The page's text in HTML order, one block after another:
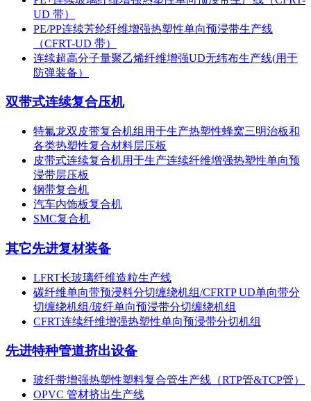
UD 带）
PE/PP连续芳纶纤维增强热塑性单向预浸带生产线
（CFRT-UD 带）
连续超高分子量聚乙烯纤维增强UD无纬布生产线(用于
防弹装备）
双带式连续复合压机
特氟龙双皮带复合机组用于生产热塑性蜂窝三明治板和
各类热塑性复合材料层压板
皮带式连续复合机用于生产连续纤维增强热塑性单向预
浸带层压板
钢带复合机
汽车内饰板复合机
SMC复合机
其它先进复材装备
LFRT长玻璃纤维造粒生产线
碳纤维单向带预浸料分切缠绕机组/CFRTP UD单向带分
切缠绕机组/玻纤单向预浸带分切缠绕机组
CFRT连续纤维增强热塑性单向预浸带分切机组
先进特种管道挤出设备
玻纤带增强热塑性塑料复合管生产线（RTP管&TCP管）
OPVC 管材挤出生产线